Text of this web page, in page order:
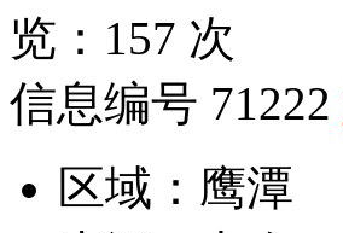
览： 157 次
信息编号 71222
区域： 鹰潭